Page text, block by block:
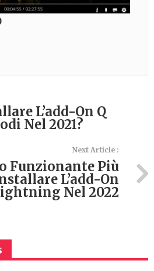
L’add-On Q
Nel 2021?
Next Article :
Funzionante Più
L’add-On
Nel 2022